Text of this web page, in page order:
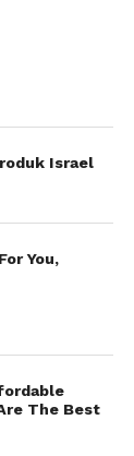
Israel
You,
The Best